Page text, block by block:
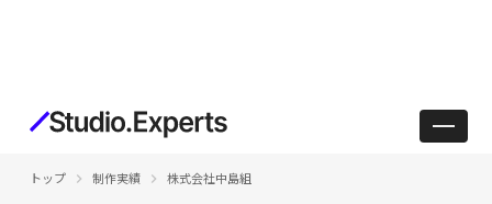
トップ keyboard_arrow_right 制作実績 keyboard_arrow_right 株式会社中島組